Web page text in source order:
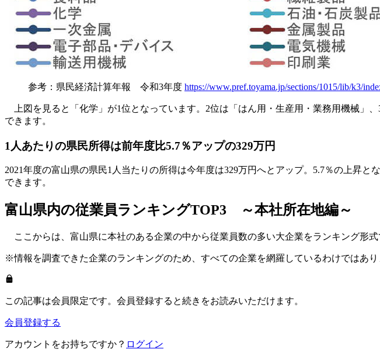
参考：県民経済計算年報 令和3年度 https://www.pref.toyama.jp/sections/1015/lib/k3/
上図を見ると「化学」が1位となっています。2位は「はん用・生産用・業務用機械」
できます。
1人あたりの県民所得は前年度比5.7％アップの329万円
2021年度の富山県の県民1人当たりの所得は今年度は329万円へとアップ。5.7％の上昇
できます。
富山県内の従業員ランキングTOP3 ～本社所在地編～
ここからは、富山県に本社のある企業の中から従業員数の多い大企業をランキング形
※情報を調査できた企業のランキングのため、すべての企業を網羅しているわけではあり
この記事は会員限定です。会員登録すると続きをお読みいただけます。
会員登録する
アカウントをお持ちですか？ ログイン